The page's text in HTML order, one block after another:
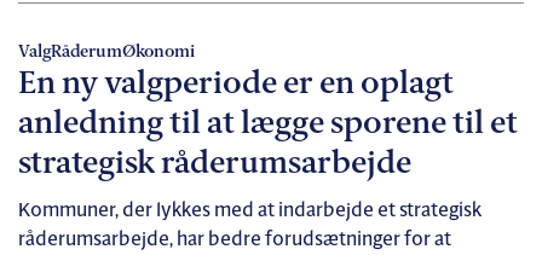
ValgRåderumØkonomi
En ny valgperiode er en oplagt
anledning til at lægge sporene til et
strategisk råderumsarbejde
Kommuner, der lykkes med at indarbejde et strategisk
råderumsarbejde, har bedre forudsætninger for at